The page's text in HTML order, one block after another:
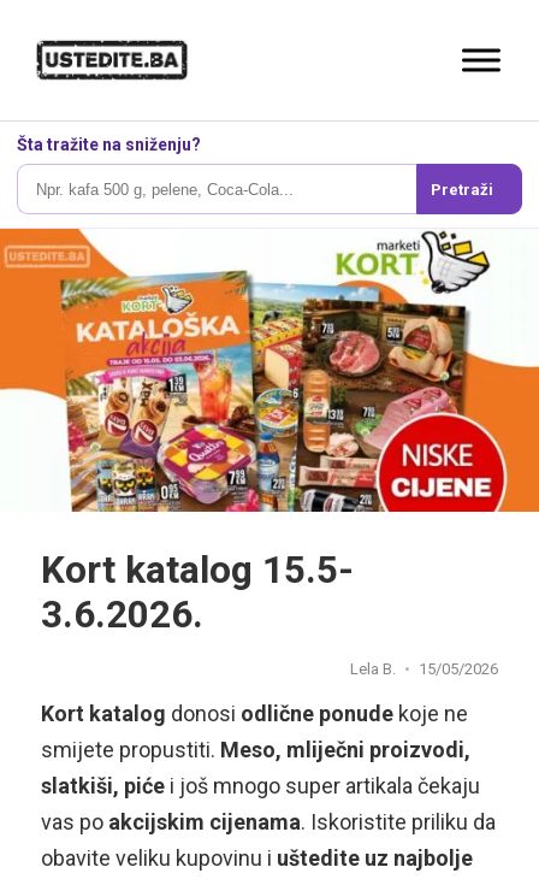
Šta tražite na sniženju?
Pretraži
Kort katalog 15.5-
3.6.2026.
Lela B. 15/05/2026
Kort katalog donosi odlične ponudekoje ne
smijete propustiti. Meso, mliječni proizvodi,
slatkiši, pićei još mnogo super artikala čekaju
vas po akcijskim cijenama. Iskoristite priliku da
obavite veliku kupovinu i uštedite uz najbolje